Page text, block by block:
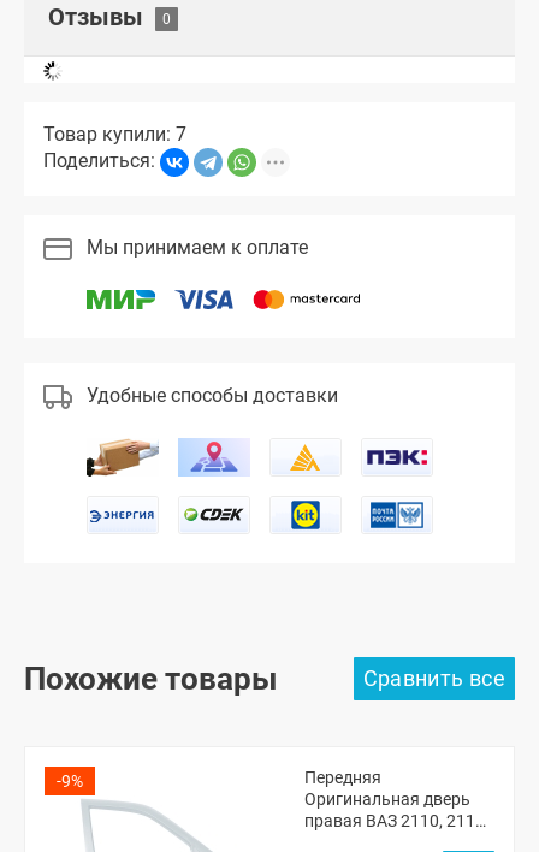
Отзывы
Товар купили: 7
Поделиться:
Мы принимаем к оплате
Удобные способы доставки
Похожие товары
-9%
Передняя
Оригинальная дверь
правая ВАЗ 2110, 2111,